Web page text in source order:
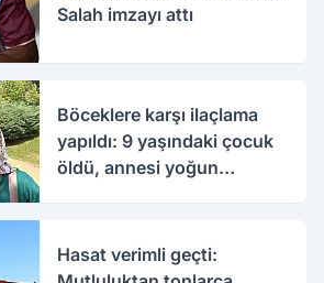
Salah imzayı attı
Böceklere karşı ilaçlama
yapıldı: 9 yaşındaki çocuk
öldü, annesi yoğun
Hasat verimli geçti: